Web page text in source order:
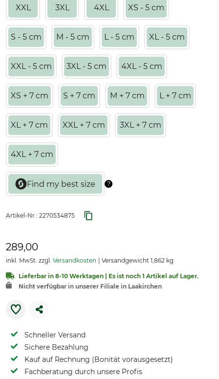
XXL 3XL 4XL XS - 5 cm
S - 5 cm M - 5 cm L - 5 cm XL - 5 cm
XXL - 5 cm 3XL - 5 cm 4XL - 5 cm
XS + 7 cm S + 7 cm M + 7 cm L + 7 cm
XL + 7 cm XXL + 7 cm 3XL + 7 cm
4XL + 7 cm
Artikel-Nr.: 2270534875
289,00
inkl. MwSt. zzgl. Versandkosten Versandgewicht 1,862 kg
Lieferbar in 8-10 Werktagen | Es ist noch 1 Artikel auf Lager.
Nicht verfügbar in unserer Filiale in Laakirchen
Schneller Versand
Sichere Bezahlung
Kauf auf Rechnung (Bonität vorausgesetzt)
Fachberatung durch unsere Profis